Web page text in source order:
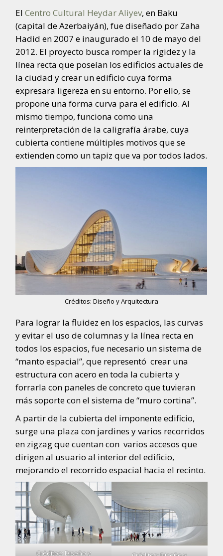
ElCentro Cultural Heydar Aliyev, en Baku
(capital de Azerbaiyán), fue diseñado por Zaha
Hadid en 2007 e inaugurado el 10 de mayo del
2012. El proyecto busca romper la rigidez y la
línea recta que poseían los edificios actuales de
la ciudad y crear un edificio cuya forma
expresara ligereza en su entorno. Por ello, se
propone una forma curva para el edificio. Al
mismo tiempo, funciona como una
reinterpretación de la caligrafía árabe, cuya
cubierta contiene múltiples motivos que se
extienden como un tapiz que va por todos lados.
Créditos: Diseño y Arquitectura
Para lograr la fluidez en los espacios, las curvas
y evitar el uso de columnas y la línea recta en
todos los espacios, fue necesario un sistema de
“manto espacial”, que representó crear una
estructura con acero en toda la cubierta y
forrarla con paneles de concreto que tuvieran
más soporte con el sistema de “muro cortina”.
A partir de la cubierta del imponente edificio,
surge una plaza con jardines y varios recorridos
en zigzag que cuentan con varios accesos que
dirigen al usuario al interior del edificio,
mejorando el recorrido espacial hacia el recinto.
Créditos: Diseño y